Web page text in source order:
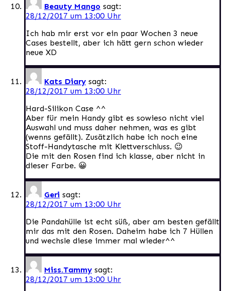
Beauty Mango sagt:
28/12/2017 um 13:00 Uhr
Ich hab mir erst vor ein paar Wochen 3 neue
Cases bestellt, aber ich hätt gern schon wieder
neue XD
Kats Diary sagt:
28/12/2017 um 13:00 Uhr
Hard-Silikon Case ^^
Aber für mein Handy gibt es sowieso nicht viel
Auswahl und muss daher nehmen, was es gibt
(wenns gefällt). Zusätzlich habe ich noch eine
Stoff-Handytasche mit Klettverschluss. 😉
Die mit den Rosen find ich klasse, aber nicht in
dieser Farbe. 😀
Geri sagt:
28/12/2017 um 13:00 Uhr
Die Pandahülle ist echt süß, aber am besten gefällt
mir das mit den Rosen. Daheim habe ich 7 Hüllen
und wechsle diese immer mal wieder^^
Miss.Tammy sagt:
28/12/2017 um 13:00 Uhr